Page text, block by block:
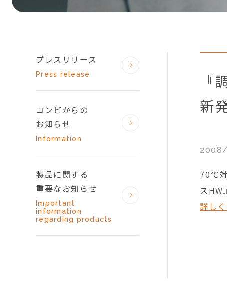
新
70℃対
ス
詳し
プレスリリース
Press release
コンビからの
お知らせ
Information
製品に関する
重要なお知らせ
Important
information
regarding products